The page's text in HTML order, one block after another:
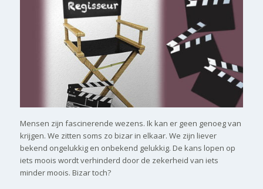
Mensen zijn fascinerende wezens. Ik kan er geen genoeg van
krijgen. We zitten soms zo bizar in elkaar. We zijn liever
bekend ongelukkig en onbekend gelukkig. De kans lopen op
iets moois wordt verhinderd door de zekerheid van iets
minder moois. Bizar toch?